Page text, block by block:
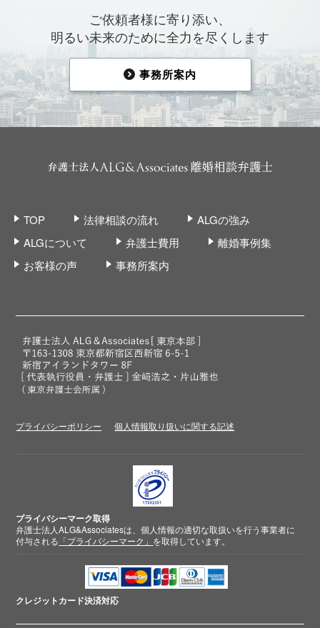
ご依頼者様に寄り添い、
明るい未来のために全力を尽くします
事務所案内
TOP 法律相談の流れ
ALGの強み
ALGについて
弁護士費用
離婚事例集
お客様の声
事務所案内
プライバシーポリシー 個人情報取り扱いに関する記述
プライバシーマーク取得
弁護士法人ALG&Associatesは、個人情報の適切な取扱いを行う事業者に
付与される 「プライバシーマーク」 を取得しています。
クレジットカード決済対応